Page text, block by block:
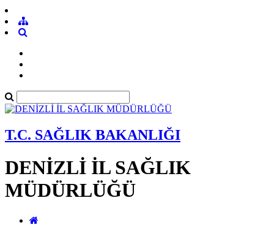
T.C. SAĞLIK BAKANLIĞI
DENİZLİ İL SAĞLIK
MÜDÜRLÜĞÜ